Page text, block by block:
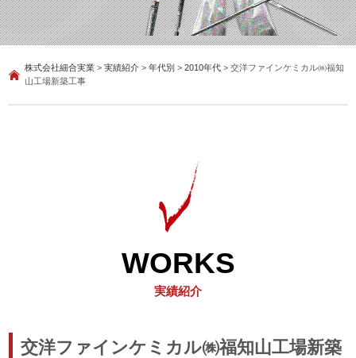
株式会社細合実業 >実績紹介 >年代別 >2010年代 >交洋ファインケミカル㈱福知
山工場新築工事
WORKS
実績紹介
交洋ファインケミカル㈱福知山工場新築